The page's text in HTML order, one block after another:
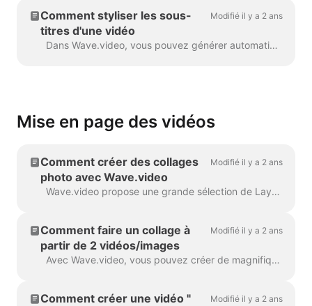
Comment styliser les sous-
titres d'une vidéo
Modifié il y a 2 ans
Dans Wave.video, vous pouvez générer automatiquement des légendes pour vos vidéos ou télécharger des fichiers .srt ou .vtt. Une fois les sous-titres ajoutés à la vidéo, vous pouvez...
Mise en page des vidéos
Comment créer des collages
photo avec Wave.video
Modifié il y a 2 ans
Wave.video propose une grande sélection de Layouts - une collection de cadres, de masques et de grilles - qui vous permettent de combiner plusieurs visuels au sein d'une même scène....
Comment faire un collage à
partir de 2 vidéos/images
Modifié il y a 2 ans
Avec Wave.video, vous pouvez créer de magnifiques collages à partir de vidéos et d'images à l'aide de Layouts. Les dispositions sont constituées d'une collection de grilles et de masques...
Comment créer une vidéo "
Modifié il y a 2 ans